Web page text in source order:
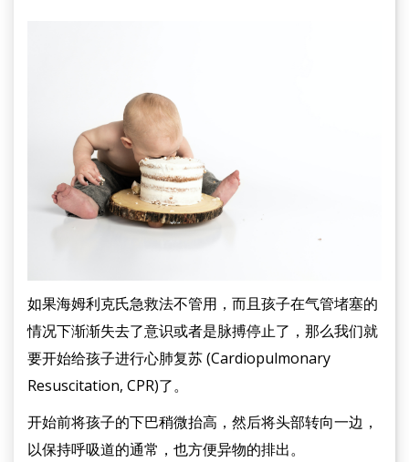
如果海姆利克氏急救法不管用，而且孩子在气管堵塞的
情况下渐渐失去了意识或者是脉搏停止了，那么我们就
要开始给孩子进行心肺复苏 (Cardiopulmonary
Resuscitation, CPR)了。
开始前将孩子的下巴稍微抬高，然后将头部转向一边，
以保持呼吸道的通常，也方便异物的排出。